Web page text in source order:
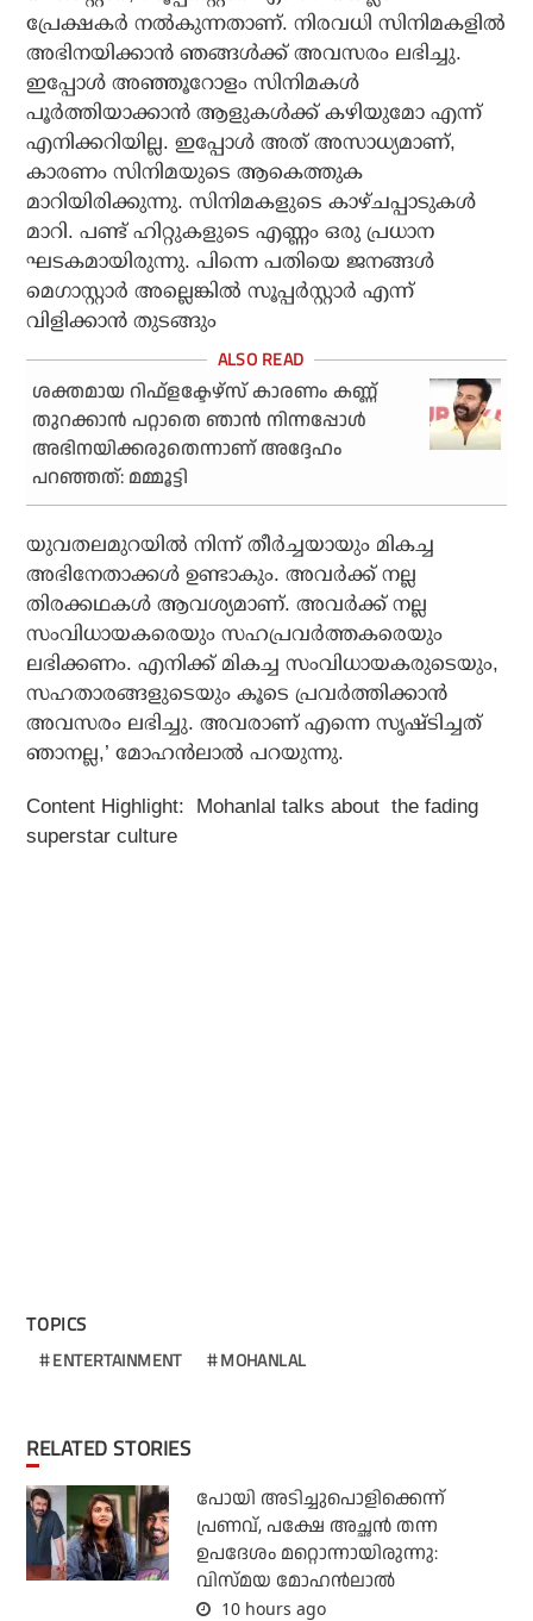
പ്രേക്ഷകര്‍ നല്‍കുന്നതാണ്. നിരവധി സിനിമകളില്‍
അഭിനയിക്കാന്‍ ഞങ്ങള്‍ക്ക് അവസരം ലഭിച്ചു.
ഇപ്പോള്‍ അഞ്ഞൂറോളം സിനിമകള്‍
പൂര്‍ത്തിയാക്കാന്‍ ആളുകള്‍ക്ക് കഴിയുമോ എന്ന്
എനിക്കറിയില്ല. ഇപ്പോള്‍ അത് അസാധ്യമാണ്,
കാരണം സിനിമയുടെ ആകെത്തുക
മാറിയിരിക്കുന്നു. സിനിമകളുടെ കാഴ്ചപ്പാടുകള്‍
മാറി. പണ്ട് ഹിറ്റുകളുടെ എണ്ണം ഒരു പ്രധാന
ഘടകമായിരുന്നു. പിന്നെ പതിയെ ജനങ്ങള്‍
മെഗാസ്റ്റാര്‍ അല്ലെങ്കില്‍ സൂപ്പര്‍സ്റ്റാര്‍ എന്ന്
വിളിക്കാന്‍ തുടങ്ങും
ശക്തമായ റിഫ്‌ളക്ടേഴ്സ് കാരണം കണ്ണ്
തുറക്കാന്‍ പറ്റാതെ ഞാന്‍ നിന്നപ്പോള്‍
അഭിനയിക്കരുതെന്നാണ് അദ്ദേഹം
പറഞ്ഞത്: മമ്മൂട്ടി
യുവതലമുറയില്‍ നിന്ന് തീര്‍ച്ചയായും മികച്ച
അഭിനേതാക്കള്‍ ഉണ്ടാകും. അവര്‍ക്ക് നല്ല
തിരക്കഥകള്‍ ആവശ്യമാണ്. അവര്‍ക്ക് നല്ല
സംവിധായകരെയും സഹപ്രവര്‍ത്തകരെയും
ലഭിക്കണം. എനിക്ക് മികച്ച സംവിധായകരുടെയും,
സഹതാരങ്ങളുടെയും കൂടെ പ്രവര്‍ത്തിക്കാന്‍
അവസരം ലഭിച്ചു. അവരാണ് എന്നെ സൃഷ്ടിച്ചത്
ഞാനല്ല,’ മോഹന്‍ലാല്‍ പറയുന്നു.
Content Highlight: Mohanlal talks about the fading
superstar culture
TOPICS
ENTERTAINMENT MOHANLAL
RELATED STORIES
പോയി അടിച്ചുപൊളിക്കെന്ന്
പ്രണവ്, പക്ഷേ അച്ഛന്‍ തന്ന
ഉപദേശം മറ്റൊന്നായിരുന്നു:
വിസ്മയ മോഹന്‍ലാല്‍
10 hours ago